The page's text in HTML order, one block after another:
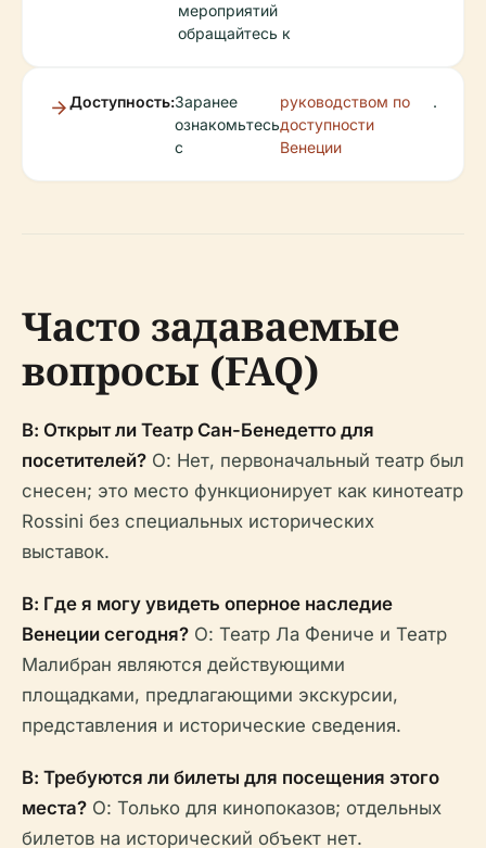
мероприятий
обращайтесь к
Доступность:Заранее
ознакомьтесь
с
руководством по
доступности
Венеции
.
Часто задаваемые
вопросы (FAQ)
В: Открыт ли Театр Сан-Бенедетто для
посетителей? О: Нет, первоначальный театр был
снесен; это место функционирует как кинотеатр
Rossini без специальных исторических
выставок.
В: Где я могу увидеть оперное наследие
Венеции сегодня? О: Театр Ла Фениче и Театр
Малибран являются действующими
площадками, предлагающими экскурсии,
представления и исторические сведения.
В: Требуются ли билеты для посещения этого
места? О: Только для кинопоказов; отдельных
билетов на исторический объект нет.